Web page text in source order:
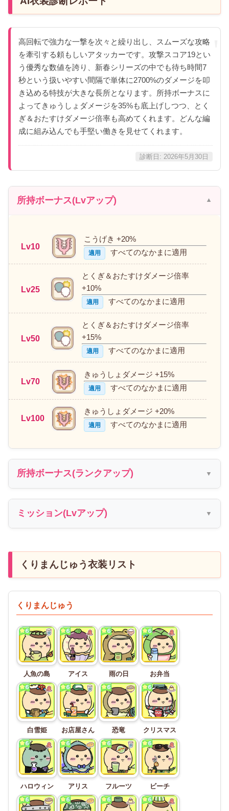
高回転で強力な一撃を次々と繰り出し、スムーズな攻略
を牽引する頼もしいアタッカーです。攻撃スコア19とい
う優秀な数値を誇り、新春シリーズの中でも待ち時間7
秒という扱いやすい間隔で単体に2700%のダメージを叩
き込める特技が大きな長所となります。所持ボーナスに
よってきゅうしょダメージを35%も底上げしつつ、とく
ぎ＆おたすけダメージ倍率も高めてくれます。どんな編
成に組み込んでも手堅い働きを見せてくれます。
診断日: 2026年5月30日
所持ボーナス(Lvアップ)
Lv10
こうげき +20%
適用 すべてのなかまに適用
Lv25
とくぎ＆おたすけダメージ倍率
+10%
適用 すべてのなかまに適用
Lv50
とくぎ＆おたすけダメージ倍率
+15%
適用 すべてのなかまに適用
Lv70
きゅうしょダメージ +15%
適用 すべてのなかまに適用
Lv100
きゅうしょダメージ +20%
適用 すべてのなかまに適用
所持ボーナス(ランクアップ)
ミッション(Lvアップ)
くりまんじゅう衣装リスト
くりまんじゅう
人魚の島 アイス 雨の日 お弁当
白雪姫 お店屋さん 恐竜 クリスマス
ハロウィン アリス フルーツ ビーチ